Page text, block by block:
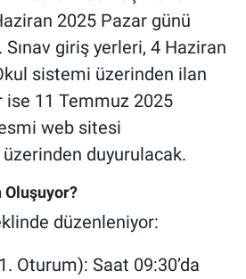
2025 Pazar günü
giriş yerleri, 4 Haziran
sistemi üzerinden ilan
ise 11 Temmuz 2025
web sitesi
duyurulacak.
Oluşuyor?
düzenleniyor:
Oturum): Saat 09:30’da